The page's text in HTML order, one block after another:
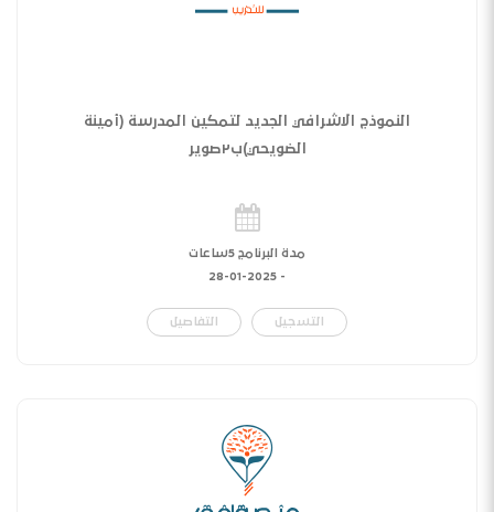
النموذج الاشرافي الجديد لتمكين المدرسة (أمينة
الضويحي)ب٢صوير
مدة البرنامج 5ساعات
-
28-01-2025
التسجيل التفاصيل